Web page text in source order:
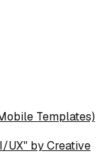
Templates)
UX" by Creative